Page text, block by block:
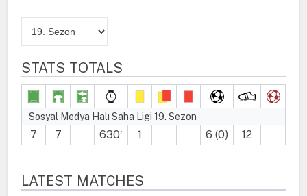
STATS TOTALS
Sosyal Medya Halı Saha Ligi 19. Sezon
7 7 630′ 1 6 (0) 12
LATEST MATCHES